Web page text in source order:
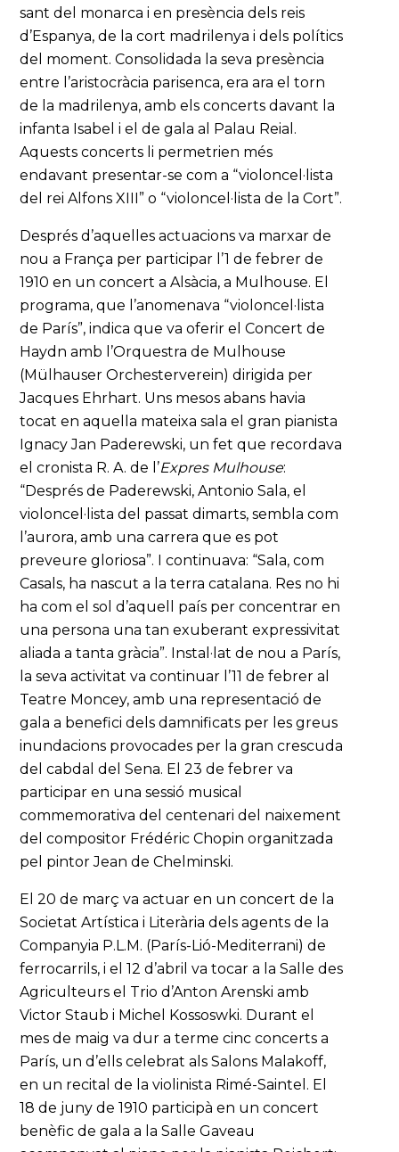
sant del monarca i en presència dels reis
d’Espanya, de la cort madrilenya i dels polítics
del moment. Consolidada la seva presència
entre l’aristocràcia parisenca, era ara el torn
de la madrilenya, amb els concerts davant la
infanta Isabel i el de gala al Palau Reial.
Aquests concerts li permetrien més
endavant presentar-se com a “violoncel·lista
del rei Alfons XIII” o “violoncel·lista de la Cort”.
Després d’aquelles actuacions va marxar de
nou a França per participar l’1 de febrer de
1910 en un concert a Alsàcia, a Mulhouse. El
programa, que l’anomenava “violoncel·lista
de París”, indica que va oferir el Concert de
Haydn amb l’Orquestra de Mulhouse
(Mülhauser Orchesterverein) dirigida per
Jacques Ehrhart. Uns mesos abans havia
tocat en aquella mateixa sala el gran pianista
Ignacy Jan Paderewski, un fet que recordava
el cronista R. A. de l’Expres Mulhouse:
“Després de Paderewski, Antonio Sala, el
violoncel·lista del passat dimarts, sembla com
l’aurora, amb una carrera que es pot
preveure gloriosa”. I continuava: “Sala, com
Casals, ha nascut a la terra catalana. Res no hi
ha com el sol d’aquell país per concentrar en
una persona una tan exuberant expressivitat
aliada a tanta gràcia”. Instal·lat de nou a París,
la seva activitat va continuar l’11 de febrer al
Teatre Moncey, amb una representació de
gala a benefici dels damnificats per les greus
inundacions provocades per la gran crescuda
del cabdal del Sena. El 23 de febrer va
participar en una sessió musical
commemorativa del centenari del naixement
del compositor Frédéric Chopin organitzada
pel pintor Jean de Chelminski.
El 20 de març va actuar en un concert de la
Societat Artística i Literària dels agents de la
Companyia P.L.M. (París-Lió-Mediterrani) de
ferrocarrils, i el 12 d’abril va tocar a la Salle des
Agriculteurs el Trio d’Anton Arenski amb
Victor Staub i Michel Kossoswki. Durant el
mes de maig va dur a terme cinc concerts a
París, un d’ells celebrat als Salons Malakoff,
en un recital de la violinista Rimé-Saintel. El
18 de juny de 1910 participà en un concert
benèfic de gala a la Salle Gaveau